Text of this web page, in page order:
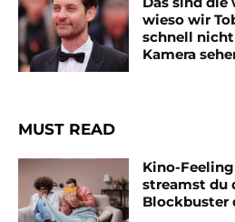
wieso wir
schnell
Kamera
MUST READ
Kino-
streamst du
Blockbuster